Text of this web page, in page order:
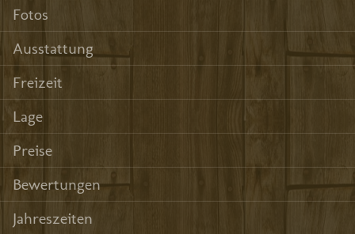
Fotos
Ausstattung
Freizeit
Lage
Preise
Bewertungen
Jahreszeiten